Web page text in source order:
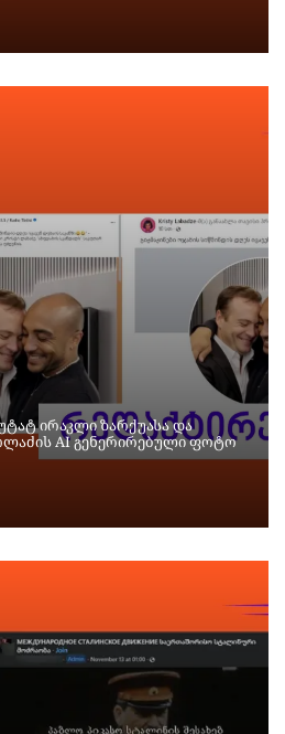
ირაკლი ზარქუასა და
AI გენერირებული ფოტო